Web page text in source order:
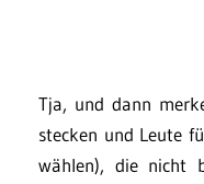
Tja, und dann
stecken und Leute
wählen), die nicht